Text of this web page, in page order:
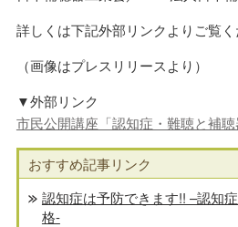
詳しくは下記外部リンクよりご覧く
（画像はプレスリリースより）
▼外部リンク
市民公開講座「認知症・難聴と補
おすすめ記事リンク
認知症は予防できます!! –認知
格-